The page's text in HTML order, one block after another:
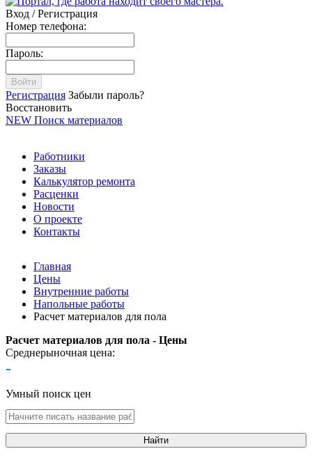
Вход / Регистрация
Номер телефона:
Пароль:
Войти
Регистрация Забыли пароль?
Восстановить
NEW Поиск материалов
Работники
Заказы
Калькулятор ремонта
Расценки
Новости
О проекте
Контакты
Главная
Цены
Внутренние работы
Напольные работы
Расчет материалов для пола
Расчет материалов для пола - Цены
Среднерыночная цена:
-
Умный поиск цен
Найти